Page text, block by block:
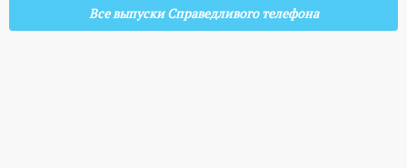
Все выпуски Справедливого телефона